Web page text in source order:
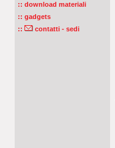
:: download materiali
:: gadgets
::
contatti - sedi